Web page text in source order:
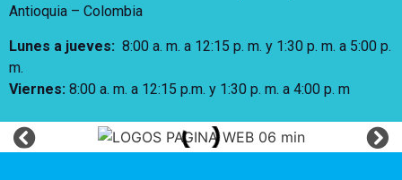
Antioquia – Colombia
Lunes a jueves: 8:00 a. m. a 12:15 p. m. y 1:30 p. m. a 5:00 p.
m.
Viernes: 8:00 a. m. a 12:15 p.m. y 1:30 p. m. a 4:00 p. m